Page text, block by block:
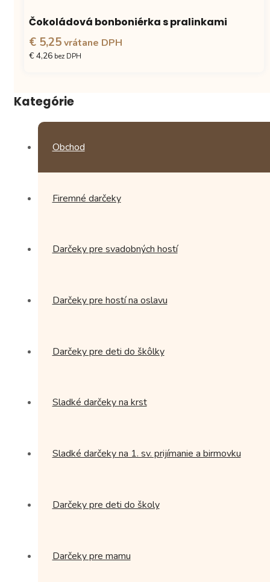
Čokoládová bonboniérka s pralinkami
€ 5,25vrátane DPH
€ 4,26 bez DPH
má
variantov.
Možnosti
môžete
na
Kategórie
Obchod
Firemné darčeky
Darčeky pre svadobných hostí
Darčeky pre hostí na oslavu
Darčeky pre deti do škôlky
Sladké darčeky na krst
Sladké darčeky na 1. sv. prijímanie a birmovku
Darčeky pre deti do školy
Darčeky pre mamu